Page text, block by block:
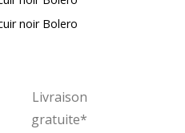
Livraison
gratuite*